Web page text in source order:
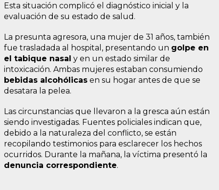
Esta situación complicó el diagnóstico inicial y la
evaluación de su estado de salud.
La presunta agresora, una mujer de 31 años, también
fue trasladada al hospital, presentando un golpe en
el tabique nasal y en un estado similar de
intoxicación. Ambas mujeres estaban consumiendo
bebidas alcohólicas en su hogar antes de que se
desatara la pelea.
Las circunstancias que llevaron a la gresca aún están
siendo investigadas. Fuentes policiales indican que,
debido a la naturaleza del conflicto, se están
recopilando testimonios para esclarecer los hechos
ocurridos. Durante la mañana, la víctima presentó la
denuncia correspondiente.